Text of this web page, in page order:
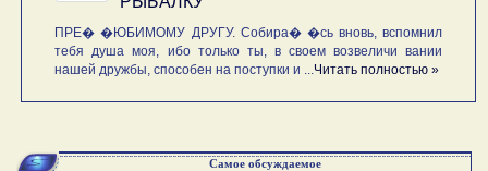
ПРЕ� �ЮБИМОМУ ДРУГУ. Собира� �сь вновь, вспомнил
тебя душа моя, ибо только ты, в своем возвеличи вании
нашей дружбы, способен на поступки и ... Читать полностью »
Самое обсуждаемое